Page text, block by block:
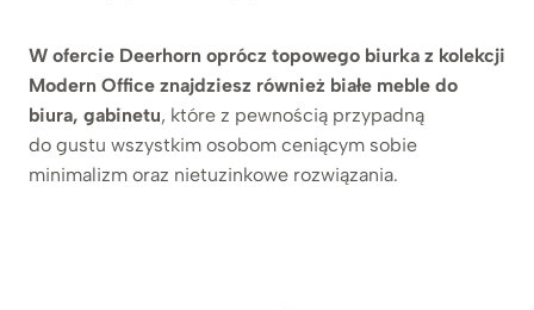
W ofercie Deerhorn oprócz topowego biurka z kolekcji
Modern Office znajdziesz również białe meble do
biura, gabinetu, które z pewnością przypadną
do gustu wszystkim osobom ceniącym sobie
minimalizm oraz nietuzinkowe rozwiązania.